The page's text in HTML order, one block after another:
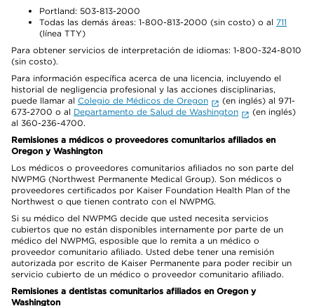
Portland: 503-813-2000
Todas las demás áreas: 1-800-813-2000 (sin costo) o al 711
(línea TTY)
Para obtener servicios de interpretación de idiomas: 1-800-324-8010
(sin costo).
Para información específica acerca de una licencia, incluyendo el
historial de negligencia profesional y las acciones disciplinarias,
puede llamar al Colegio de Médicos de Oregon
(en inglés) al 971-
673-2700 o al Departamento de Salud de Washington
(en inglés)
al 360-236-4700.
Remisiones a médicos o proveedores comunitarios afiliados en
Oregon y Washington
Los médicos o proveedores comunitarios afiliados no son parte del
NWPMG (Northwest Permanente Medical Group). Son médicos o
proveedores certificados por Kaiser Foundation Health Plan of the
Northwest o que tienen contrato con el NWPMG.
Si su médico del NWPMG decide que usted necesita servicios
cubiertos que no están disponibles internamente por parte de un
médico del NWPMG, esposible que lo remita a un médico o
proveedor comunitario afiliado. Usted debe tener una remisión
autorizada por escrito de Kaiser Permanente para poder recibir un
servicio cubierto de un médico o proveedor comunitario afiliado.
Remisiones a dentistas comunitarios afiliados en Oregon y
Washington